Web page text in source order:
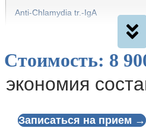
Anti-Chlamydia tr.-IgA
пептиду (АЦЦП)
Кальций
Стоимость: 8
экономия
Записаться на прием →